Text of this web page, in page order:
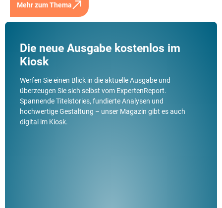
Mehr zum Thema
Die neue Ausgabe kostenlos im
Kiosk
Werfen Sie einen Blick in die aktuelle Ausgabe und
überzeugen Sie sich selbst vom ExpertenReport.
Spannende Titelstories, fundierte Analysen und
hochwertige Gestaltung – unser Magazin gibt es auch
digital im Kiosk.